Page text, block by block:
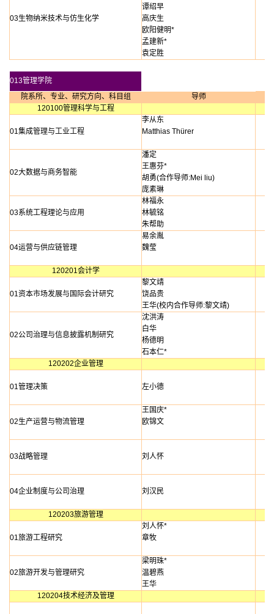
03生物纳米技术与仿生化学
谭绍早
高庆生
欧阳健明*
孟建新*
袁定胜
013管理学院
院系所、专业、研究方向、科目组
导师
120100管理科学与工程
01集成管理与工业工程
李从东
Matthias Thürer
02大数据与商务智能
潘定
王惠芬*
胡勇(合作导师:Mei liu)
庞素琳
03系统工程理论与应用
林福永
林毓铭
朱帮助
04运营与供应链管理
易余胤
魏莹
120201会计学
01资本市场发展与国际会计研究
黎文靖
饶品贵
王华(校内合作导师:黎文靖)
02公司治理与信息披露机制研究
沈洪涛
白华
杨德明
石本仁*
120202企业管理
01管理决策 左小德
02生产运营与物流管理
王国庆*
欧锦文
03战略管理 刘人怀
04企业制度与公司治理 刘汉民
120203旅游管理
01旅游工程研究
刘人怀*
章牧
02旅游开发与管理研究
梁明珠*
温碧燕
王华
120204技术经济及管理